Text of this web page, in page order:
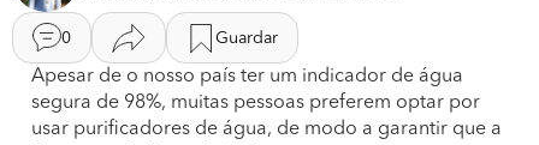
0 Guardar
Apesar de o nosso país ter um indicador de água
segura de 98%, muitas pessoas preferem optar por
usar purificadores de água, de modo a garantir que a